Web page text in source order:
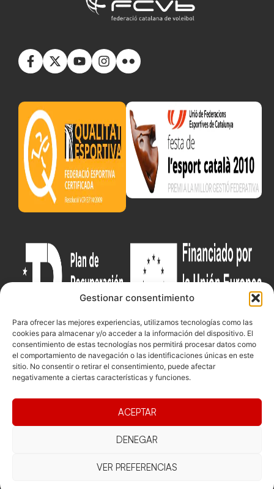
Gestionar consentimiento
Para ofrecer las mejores experiencias, utilizamos tecnologías como las
cookies para almacenar y/o acceder a la información del dispositivo. El
consentimiento de estas tecnologías nos permitirá procesar datos como
el comportamiento de navegación o las identificaciones únicas en este
sitio. No consentir o retirar el consentimiento, puede afectar
negativamente a ciertas características y funciones.
ACEPTAR
DENEGAR
VER PREFERENCIAS
Federació
Presidència
Competicions
Competiciones
Pista
Competiciones
Playa
Vólei neu
Documentacio
Funcionament
Transparència
Contacte
Jonqueres,